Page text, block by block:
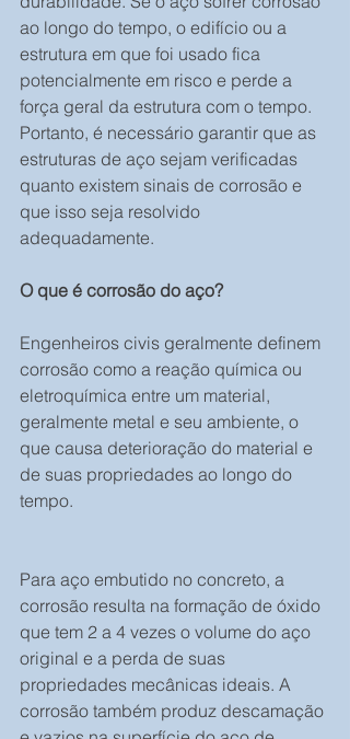
ao longo do tempo, o edifício ou a
estrutura em que foi usado fica
potencialmente em risco e perde a
força geral da estrutura com o tempo.
Portanto, é necessário garantir que as
estruturas de aço sejam verificadas
quanto existem sinais de corrosão e
que isso seja resolvido
adequadamente.
O que é corrosão do aço?
Engenheiros civis geralmente definem
corrosão como a reação química ou
eletroquímica entre um material,
geralmente metal e seu ambiente, o
que causa deterioração do material e
de suas propriedades ao longo do
tempo.
Para aço embutido no concreto, a
corrosão resulta na formação de óxido
que tem 2 a 4 vezes o volume do aço
original e a perda de suas
propriedades mecânicas ideais. A
corrosão também produz descamação